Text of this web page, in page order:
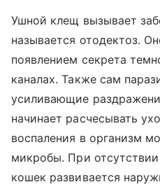
Ушной клещ вызывает
называется отодектоз.
появлением секрета
каналах. Также сам
усиливающие
начинает расчесывать
воспаления в организм
микробы. При
кошек развивается